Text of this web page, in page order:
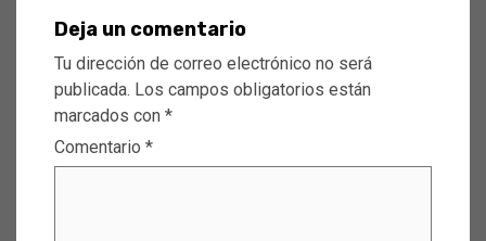
Deja un comentario
Tu dirección de correo electrónico no será
publicada. Los campos obligatorios están
marcados con *
Comentario *